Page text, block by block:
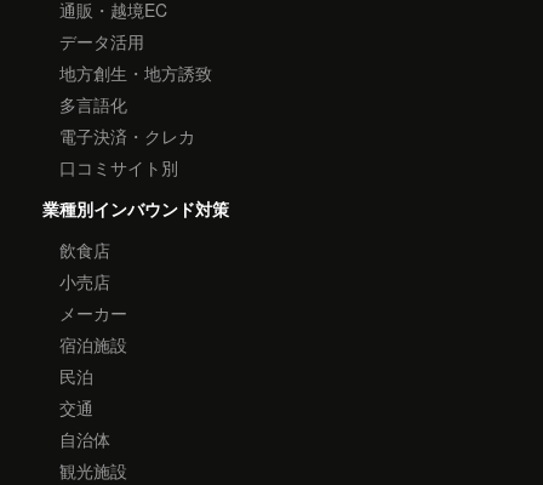
通販・越境EC
データ活用
地方創生・地方誘致
多言語化
電子決済・クレカ
口コミサイト別
業種別インバウンド対策
飲食店
小売店
メーカー
宿泊施設
民泊
交通
自治体
観光施設